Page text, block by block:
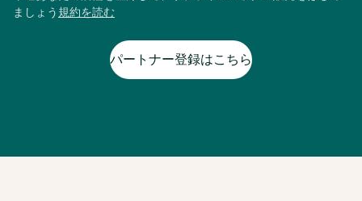
ましょう 規約を読む
パートナー登録はこちら